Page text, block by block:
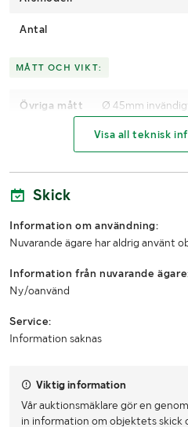
Antal
MÅTT OCH VIKT:
Övriga mått Ø 45mm
Visa all teknisk
Skick
Information om användning:
Nuvarande ägare har aldrig använt
Information från nuvarande
Ny/oanvänd
Service:
Information saknas
Viktig information
Vår auktionsmäklare gör en
in information om objektets skick